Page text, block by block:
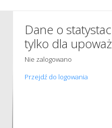
Dane o
tylko dla
Nie zalogowano
Przejdź do logowania